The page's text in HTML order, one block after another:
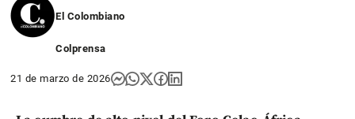
El Colombiano
Colprensa
21 de marzo de 2026